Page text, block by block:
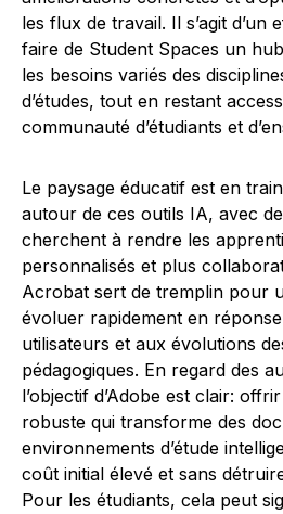
les flux de travail. Il s’agit
faire de Student Spaces un
les besoins variés des
d’études, tout en restant
communauté d’étudiants et
Le paysage éducatif est en
autour de ces outils IA, avec
cherchent à rendre les
personnalisés et plus
Acrobat sert de tremplin pour
évoluer rapidement en
utilisateurs et aux évolutions
pédagogiques. En regard des
l’objectif d’Adobe est clair:
robuste qui transforme des
environnements d’étude
coût initial élevé et sans
Pour les étudiants, cela peut